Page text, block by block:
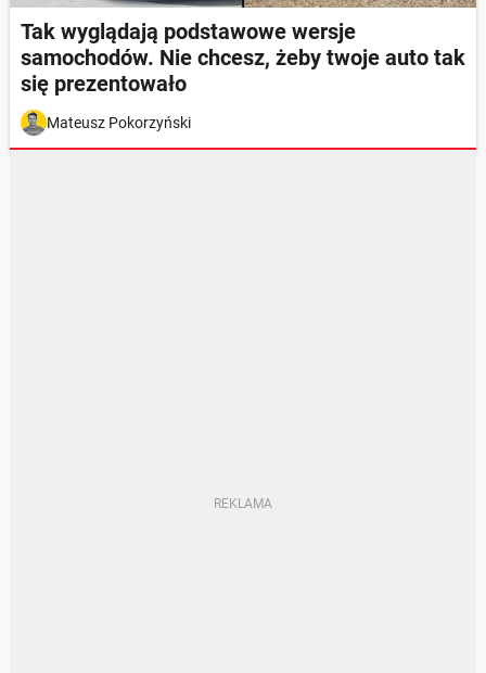
Tak wyglądają podstawowe wersje
samochodów. Nie chcesz, żeby twoje auto tak
się prezentowało
Mateusz Pokorzyński